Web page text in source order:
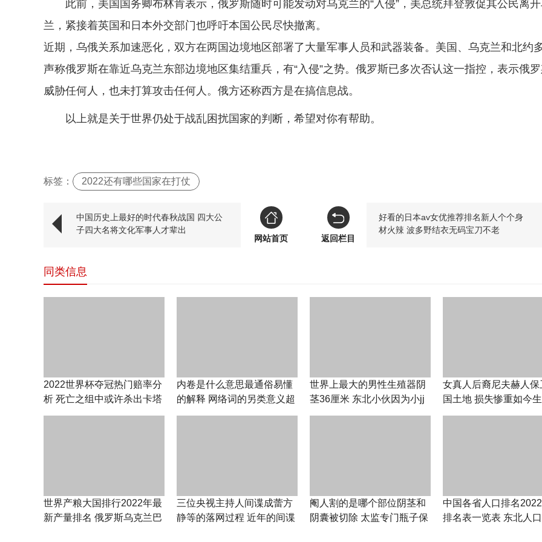
此前，美国国务卿布林肯表示，俄罗斯随时可能发动对乌克兰的“入侵”，美总统拜登敦促其公民离
兰，紧接着英国和日本外交部门也呼吁本国公民尽快撤离。
近期，乌俄关系加速恶化，双方在两国边境地区部署了大量军事人员和武器装备。美国、乌克兰和北约
声称俄罗斯在靠近乌克兰东部边境地区集结重兵，有“入侵”之势。俄罗斯已多次否认这一指控，表示俄
威胁任何人，也未打算攻击任何人。俄方还称西方是在搞信息战。
以上就是关于世界仍处于战乱困扰国家的判断，希望对你有帮助。
标签： 2022还有哪些国家在打仗
中国历史上最好的时代春秋战国 四大公
子四大名将文化军事人才辈出
好看的日本av女优推荐排名新人个个身
材火辣 波多野结衣无码宝刀不老
网站首页
返回栏目
同类信息
2022世界杯夺冠热门赔率分
析 死亡之组中或许杀出卡塔
尔世界杯冠军球队
内卷是什么意思最通俗易懂
的解释 网络词的另类意义超
乎你想象
世界上最大的男性生殖器阴
茎36厘米 东北小伙因为小jj
太长找不到女友
女真人后裔尼夫赫人保
国土地 损失惨重如今
俄罗斯现状
世界产粮大国排行2022年最
新产量排名 俄罗斯乌克兰巴
三位央视主持人间谍成蕾方
静等的落网过程 近年的间谍
阉人割的是哪个部位阴茎和
阴囊被切除 太监专门瓶子保
中国各省人口排名
排名表一览表 东北人